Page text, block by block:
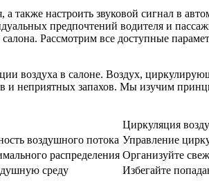
также настроить звуковой сигнал в
предпочтений водителя и
Рассмотрим все доступные
воздуха в салоне. Воздух,
и неприятных запахов. Мы изучим
Циркуляция
воздушного потока Управление
распределения Организуйте
среду Избегайте